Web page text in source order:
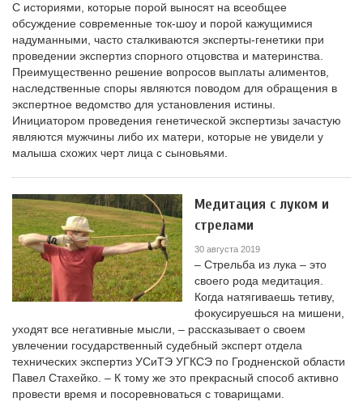
С историями, которые порой выносят на всеобщее
обсуждение современные ток-шоу и порой кажущимися
надуманными, часто сталкиваются эксперты-генетики при
проведении экспертиз спорного отцовства и материнства.
Преимущественно решение вопросов выплаты алиментов,
наследственные споры являются поводом для обращения в
экспертное ведомство для установления истины.
Инициатором проведения генетической экспертизы зачастую
являются мужчины либо их матери, которые не увидели у
малыша схожих черт лица с сыновьями.
Медитация с луком и
стрелами
30 августа 2019
– Стрельба из лука – это
своего рода медитация.
Когда натягиваешь тетиву,
фокусируешься на мишени,
уходят все негативные мысли, – рассказывает о своем
увлечении государственный судебный эксперт отдела
технических экспертиз УСиТЭ УГКСЭ по Гродненской области
Павел Стахейко. – К тому же это прекрасный способ активно
провести время и посоревноваться с товарищами.